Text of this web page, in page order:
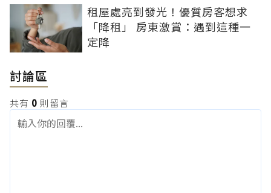
租屋處亮到發光！優質房客想求
「降租」 房東激賞：遇到這種一
定降
討論區
共有 0 則留言